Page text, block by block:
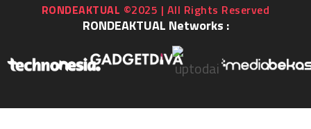
RONDEAKTUAL ©2025 | All Rights Reserved
RONDEAKTUAL Networks :